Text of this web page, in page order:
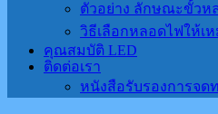
ตัวอย่าง ลักษณะขั้วห
วิธีเลือกหลอดไฟให้เ
คุณสมบัติ LED
ติดต่อเรา
หนังสือรับรองการจด